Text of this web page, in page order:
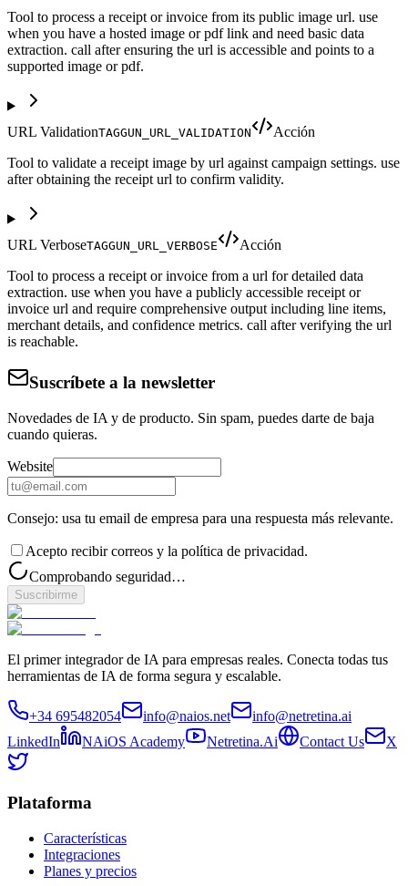
Tool to process a receipt or invoice from its public image url. use
when you have a hosted image or pdf link and need basic data
extraction. call after ensuring the url is accessible and points to a
supported image or pdf.
URL ValidationTAGGUN_URL_VALIDATION
Acción
Tool to validate a receipt image by url against campaign settings. use
after obtaining the receipt url to confirm validity.
URL VerboseTAGGUN_URL_VERBOSE
Acción
Tool to process a receipt or invoice from a url for detailed data
extraction. use when you have a publicly accessible receipt or
invoice url and require comprehensive output including line items,
merchant details, and confidence metrics. call after verifying the url
is reachable.
Suscríbete a la newsletter
Novedades de IA y de producto. Sin spam, puedes darte de baja
cuando quieras.
Website
Consejo: usa tu email de empresa para una respuesta más relevante.
Acepto recibir correos y la política de privacidad.
Comprobando seguridad…
Suscribirme
El primer integrador de IA para empresas reales. Conecta todas tus
herramientas de IA de forma segura y escalable.
+34 695482054 info@naios.net
info@netretina.ai
LinkedIn
NAiOS Academy Netretina.Ai Contact Us X
Plataforma
Características
Integraciones
Planes y precios